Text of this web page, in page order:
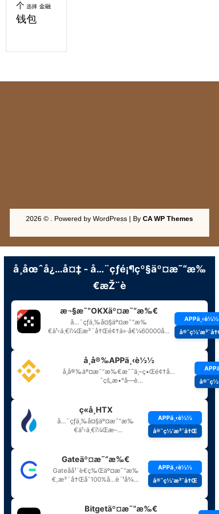
个 选择 金融
钱包
2026 © . Powered by WordPress | By CA WP Themes